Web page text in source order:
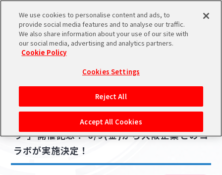
スケジュール 検索
バンダイナムコIDで
アイドルマスター ポータルへの登録について
シリアルコード・
あいことば
活動履歴
閲覧履歴・購入履歴
ニュース
コラボ・キャンペーン
2023.06.02
【シンデレラ】「燿城夜祭 -かがやきよまつ
り-」開催記念！ 6/9(金)から大阪企業とのコ
ラボが実施決定！
We use cookies to personalise content and ads, to
provide social media features and to analyse our traffic.
We also share information about your use of our site with
our social media, advertising and analytics partners.
Cookie Policy
Cookies Settings
Reject All
Accept All Cookies